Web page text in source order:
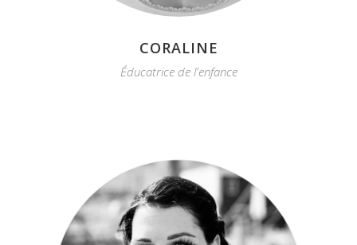
CORALINE
Éducatrice de l'enfance